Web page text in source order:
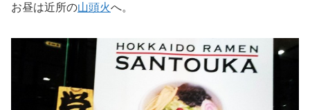
お昼は近所の山頭火へ。